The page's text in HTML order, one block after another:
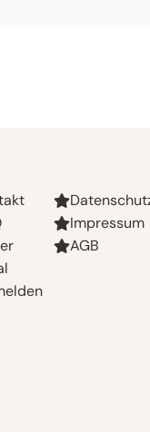
Impressum
AGB